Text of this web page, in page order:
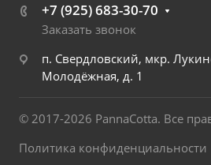
+7 (925) 683-30-70
Заказать звонок
п. Свердловский, мкр.
Молодёжная, д. 1
© 2017-2026 PannaCotta. Все
Политика конфиденциальности